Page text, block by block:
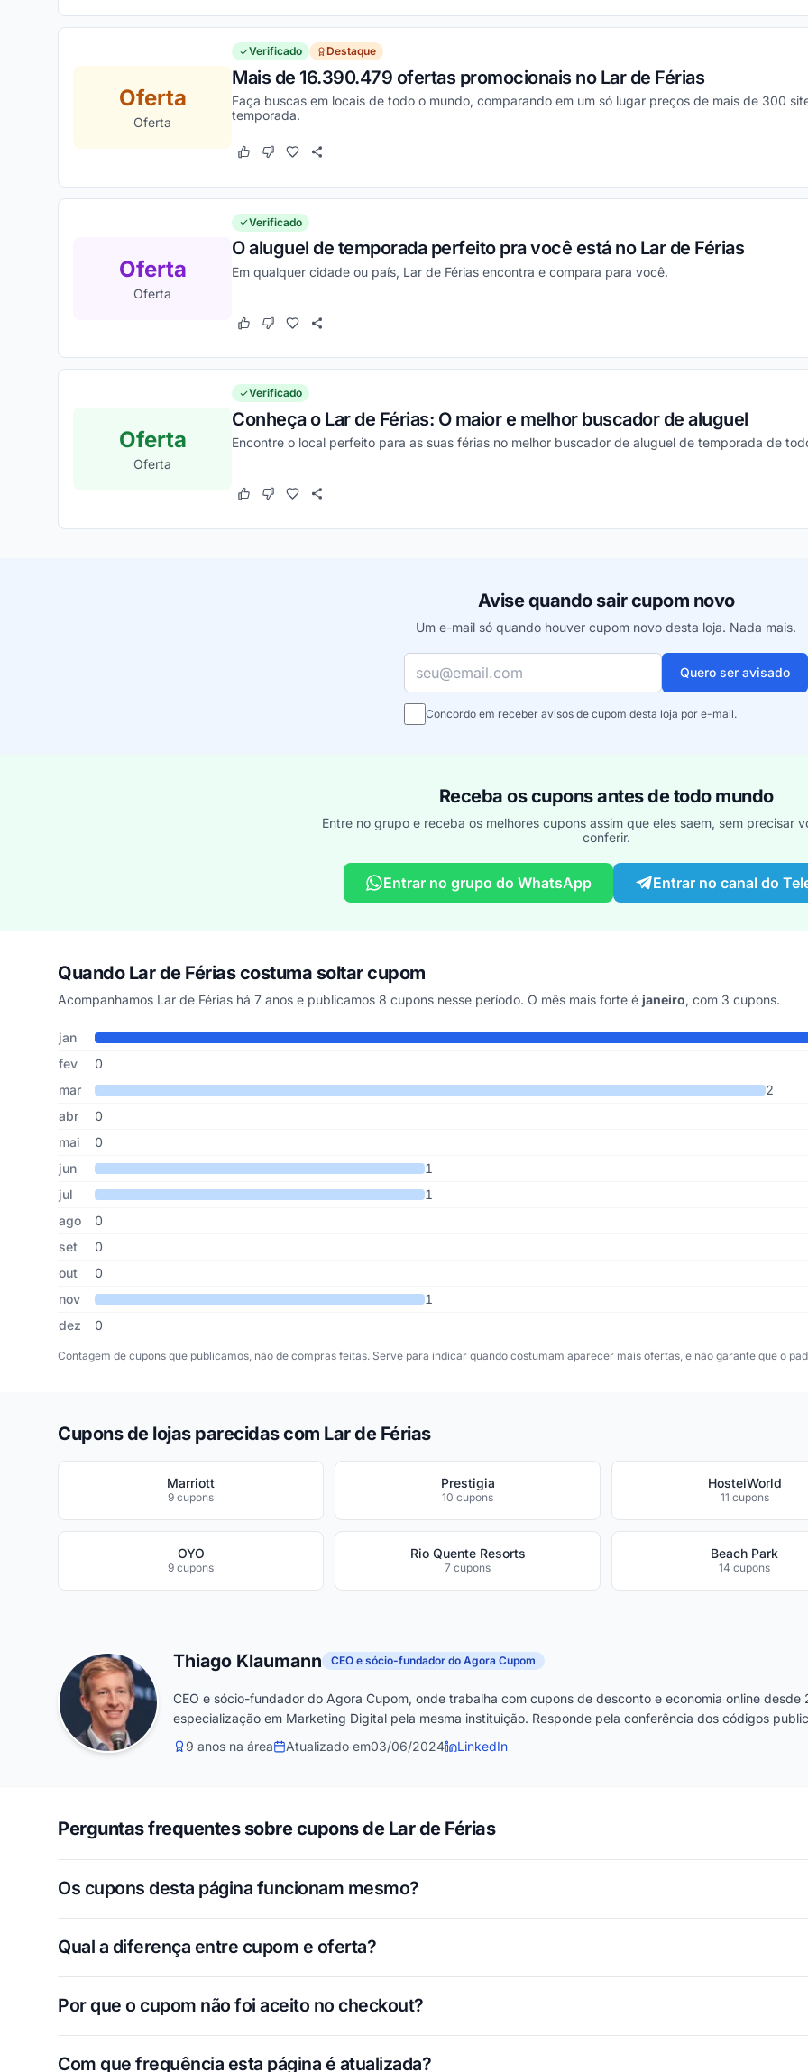
Oferta
Oferta
Verificado Destaque
Mais de 16.390.479 ofertas promocionais no Lar de Férias
Faça buscas em locais de todo o mundo, comparando em um só lugar preços de mais de 300
temporada.
Este cupom funcionou
Este cupom não funcionou
Oferta
Oferta
Verificado
O aluguel de temporada perfeito pra você está no Lar de Férias
Em qualquer cidade ou país, Lar de Férias encontra e compara para você.
Este cupom funcionou
Este cupom não funcionou
Oferta
Oferta
Verificado
Conheça o Lar de Férias: O maior e melhor buscador de aluguel
Encontre o local perfeito para as suas férias no melhor buscador de aluguel de temporada de
Este cupom funcionou
Este cupom não funcionou
Avise quando sair cupom novo
Um e-mail só quando houver cupom novo desta loja. Nada mais.
Seu e-mail
Quero ser avisado
Concordo em receber avisos de cupom desta loja por e-mail.
Receba os cupons antes de todo mundo
Entre no grupo e receba os melhores cupons assim que eles saem, sem precisar
conferir.
Entrar no grupo do WhatsApp Entrar no canal do
Quando Lar de Férias costuma soltar cupom
Acompanhamos Lar de Férias há 7 anos e publicamos 8 cupons nesse período. O mês mais forte é janeiro, com 3 cupons.
Cupons de Lar de Férias publicados por mês, somando os últimos 7 anos
Mês Cupons publicadosDesconto médio
jan
fev
0
mar
2
abr
0
mai
0
jun
1
jul
1
ago
0
set
0
out
0
nov
1
dez
0
Contagem de cupons que publicamos, não de compras feitas. Serve para indicar quando costumam aparecer mais ofertas, e não garante que o
Cupons de lojas parecidas com Lar de Férias
Marriott
9 cupons
Prestigia
10 cupons
HostelWorld
11 cupons
OYO
9 cupons
Rio Quente Resorts
7 cupons
Beach Park
14 cupons
Thiago Klaumann CEO e sócio-fundador do Agora Cupom
CEO e sócio-fundador do Agora Cupom, onde trabalha com cupons de desconto e economia online desde
especialização em Marketing Digital pela mesma instituição. Responde pela conferência dos códigos
9 anos na área
Atualizado em03/06/2024 LinkedIn
Perguntas frequentes sobre cupons de Lar de Férias
Os cupons desta página funcionam mesmo?
Qual a diferença entre cupom e oferta?
Por que o cupom não foi aceito no checkout?
Com que frequência esta página é atualizada?